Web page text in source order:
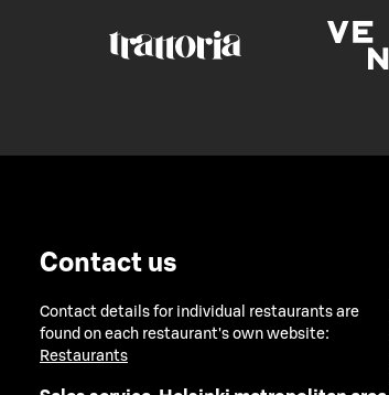
Contact us
Contact details for individual restaurants are
found on each restaurant's own website:
Restaurants